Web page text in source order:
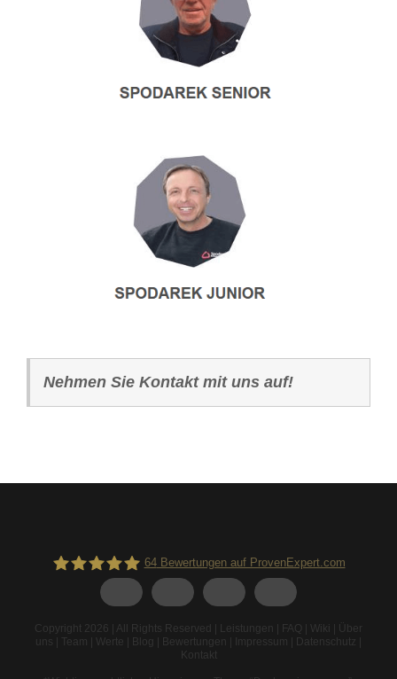
Nehmen Sie Kontakt mit uns auf!
64Bewertungen auf ProvenExpert.com
Copyright 2026 | All Rights Reserved | Leistungen | FAQ | Wiki | Über
uns | Team | Werte | Blog | Bewertungen | Impressum | Datenschutz |
Kontakt